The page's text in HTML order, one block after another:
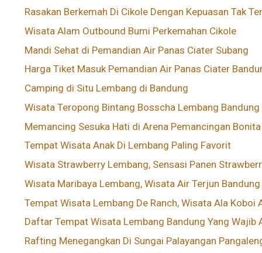
Rasakan Berkemah Di Cikole Dengan Kepuasan Tak
Wisata Alam Outbound Bumi Perkemahan Cikole
Mandi Sehat di Pemandian Air Panas Ciater Subang
Harga Tiket Masuk Pemandian Air Panas Ciater
Camping di Situ Lembang di Bandung
Wisata Teropong Bintang Bosscha Lembang Bandung
Memancing Sesuka Hati di Arena Pemancingan Bonita
Tempat Wisata Anak Di Lembang Paling Favorit
Wisata Strawberry Lembang, Sensasi Panen
Wisata Maribaya Lembang, Wisata Air Terjun Bandung
Tempat Wisata Lembang De Ranch, Wisata Ala Koboi
Daftar Tempat Wisata Lembang Bandung Yang Wajib
Rafting Menegangkan Di Sungai Palayangan